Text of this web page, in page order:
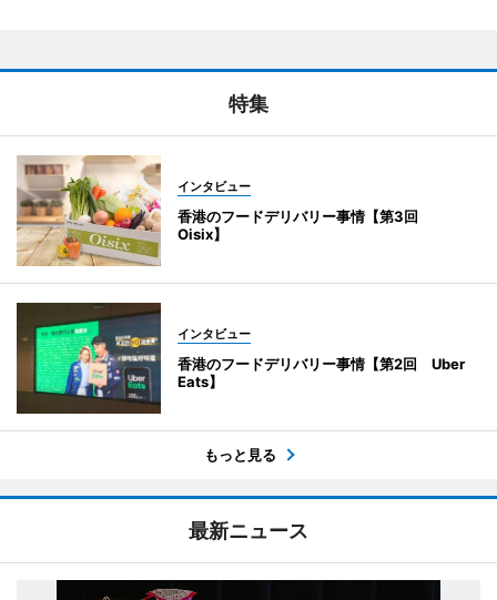
特集
インタビュー
香港のフードデリバリー事情【第3回
Oisix】
インタビュー
香港のフードデリバリー事情【第2回 Uber
Eats】
もっと見る
最新ニュース